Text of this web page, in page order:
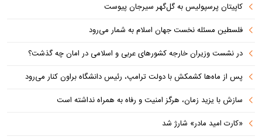
کاپیتان پرسپولیس به گل‌گهر سیرجان پیوست
فلسطین مسئله نخست جهان اسلام به شمار می‌رود
در نشست وزیران خارجه کشورهای عربی و اسلامی در امان چه گذشت؟
پس از ماه‌ها کشمکش با دولت ترامپ، رئیس دانشگاه براون کنار می‌رود
سازش با یزید زمان، هرگز امنیت و رفاه به همراه نداشته است
«کارت امید مادر» شارژ شد